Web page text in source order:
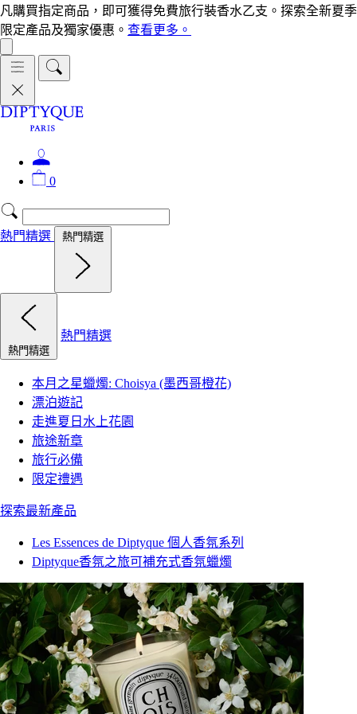
凡購買指定商品，即可獲得免費旅行裝香水乙支。探索全新夏季
限定產品及獨家優惠。 查看更多。
0
熱門精選 熱門精選
熱門精選
熱門精選
本月之星蠟燭: Choisya (墨西哥橙花)
漂泊遊記
走進夏日水上花園
旅途新章
旅行必備
限定禮遇
探索最新產品
Les Essences de Diptyque 個人香氛系列
Diptyque香氛之旅可補充式香氛蠟燭